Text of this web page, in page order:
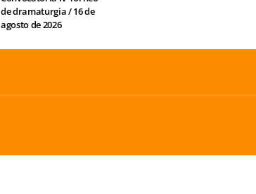
de dramaturgia / 16 de
agosto de 2026